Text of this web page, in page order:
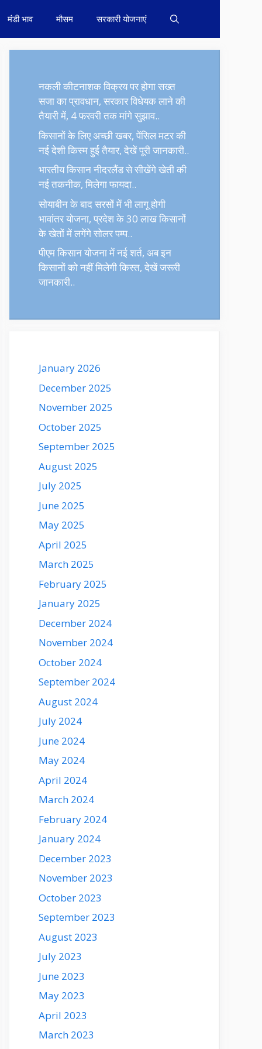
मंडी भाव मौसम सरकारी योजनाएं
नकली कीटनाशक विक्रय पर होगा सख्त
सजा का प्रावधान, सरकार विधेयक लाने की
तैयारी में, 4 फरवरी तक मांगे सुझाव..
किसानों के लिए अच्छी खबर, पेंसिल मटर की
नई देशी किस्म हुई तैयार, देखें पूरी जानकारी..
भारतीय किसान नीदरलैंड से सीखेंगे खेती की
नई तकनीक, मिलेगा फायदा..
सोयाबीन के बाद सरसों में भी लागू होगी
भावांतर योजना, प्रदेश के 30 लाख किसानों
के खेतों में लगेंगे सोलर पम्प..
पीएम किसान योजना में नई शर्त, अब इन
किसानों को नहीं मिलेगी किस्त, देखें जरूरी
जानकारी..
January 2026
December 2025
November 2025
October 2025
September 2025
August 2025
July 2025
June 2025
May 2025
April 2025
March 2025
February 2025
January 2025
December 2024
November 2024
October 2024
September 2024
August 2024
July 2024
June 2024
May 2024
April 2024
March 2024
February 2024
January 2024
December 2023
November 2023
October 2023
September 2023
August 2023
July 2023
June 2023
May 2023
April 2023
March 2023